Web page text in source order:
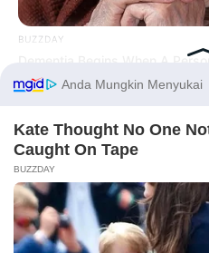
PRIVACY POLICY DISCLAIMER
BUZZDAY
Dementia Begins When A
Before You Go